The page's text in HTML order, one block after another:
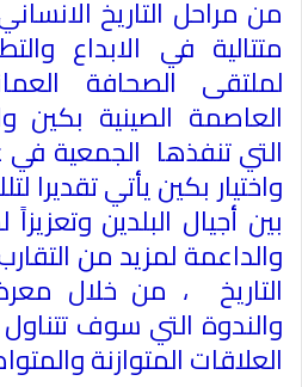
من مراحل التاريخ
متتالية في الابداع
لملتقى الصحافة
العاصمة الصينية
التي تنفذها الجمعية
واختيار بكين يأتي تقديرا
بين أجيال البلدين
والداعمة لمزيد من
التاريخ ، من خلال
والندوة التي سوف
العلاقات المتوازنة